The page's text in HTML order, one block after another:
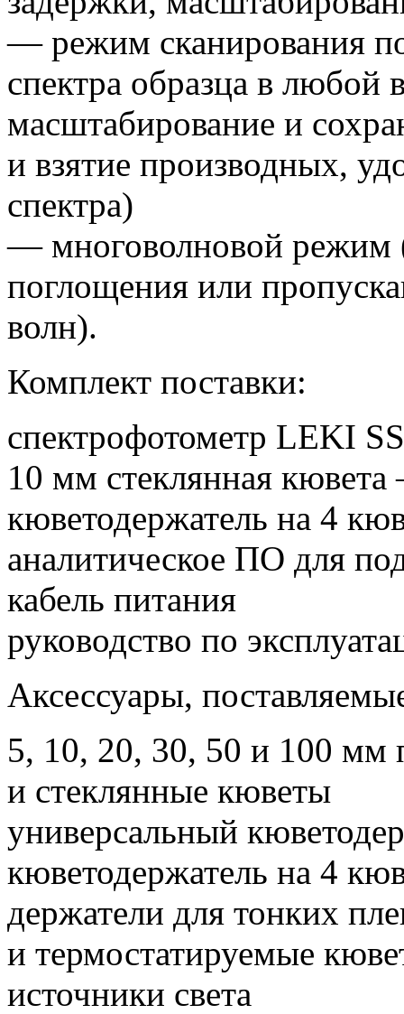
— режим сканирования
спектра образца в любой
масштабирование и
и взятие производных,
спектра)
— многоволновой режим
поглощения или
волн).
Комплект поставки:
спектрофотометр LEKI
10 мм стеклянная
кюветодержатель на 4
аналитическое ПО для
кабель питания
руководство по
Аксессуары,
5, 10, 20, 30, 50 и 100 мм
и стеклянные кюветы
универсальный
кюветодержатель на 4
держатели для тонких
и термостатируемые
источники света